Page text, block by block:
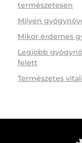
természetesen
Milyen
Mikor érdemes
Legjobb
felett
Természetes